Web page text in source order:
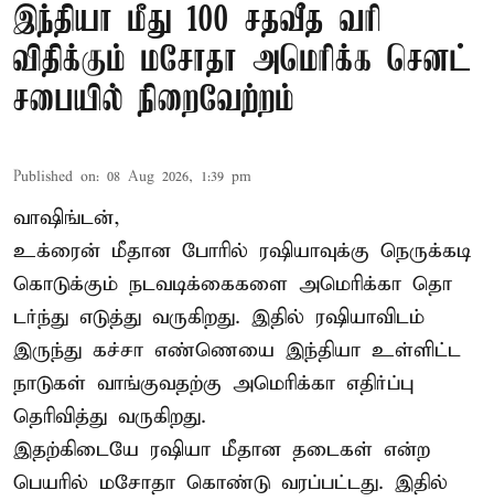
இந்தியா மீது 100 சதவீத வரி
விதிக்கும் மசோதா அமெரிக்க செனட்
சபையில் நிறைவேற்றம்
Published on: 08 Aug 2026, 1:39 pm
வாஷிங்டன்,
உக்ரைன் மீதான போரில் ரஷியாவுக்கு நெருக்கடி
கொடுக்கும் நடவடிக்கைகளை அமெரிக்கா தொ
டர்ந்து எடுத்து வருகிறது. இதில் ரஷியாவிடம்
இருந்து கச்சா எண்ணெயை இந்தியா உள்ளிட்ட
நாடுகள் வாங்குவதற்கு அமெரிக்கா எதிர்ப்பு
தெரிவித்து வருகிறது.
இதற்கிடையே ரஷியா மீதான தடைகள் என்ற
பெயரில் மசோதா கொண்டு வரப்பட்டது. இதில்